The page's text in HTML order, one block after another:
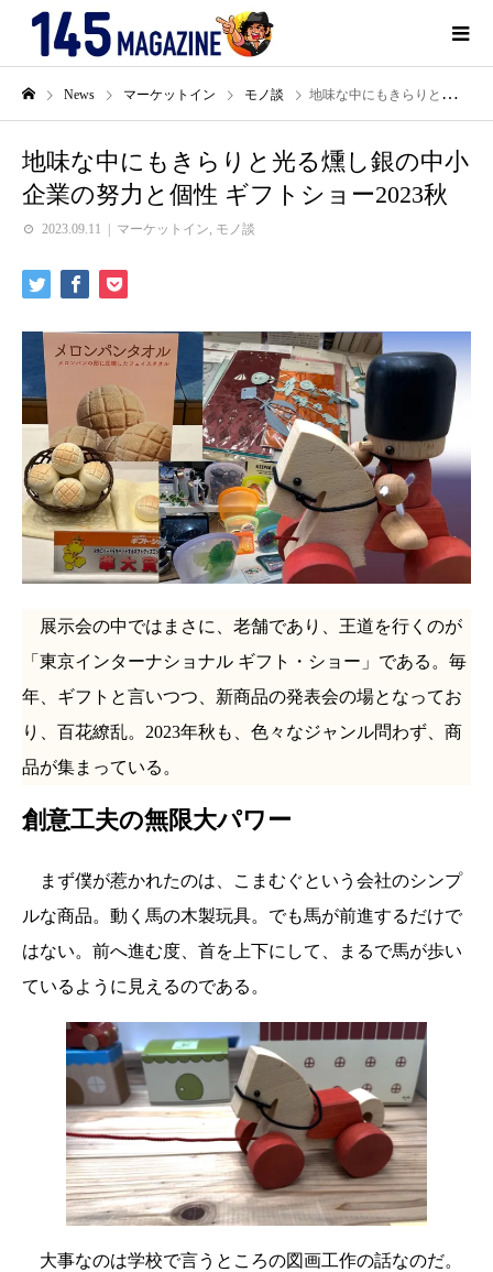
News マーケットイン モノ談 地味な中にもきらりと光る燻し銀の中小企業の努力と個性 ギフトショー2023秋
地味な中にもきらりと光る燻し銀の中小
企業の努力と個性 ギフトショー2023秋
2023.09.11 マーケットイン モノ談
展示会の中ではまさに、老舗であり、王道を行くのが
「東京インターナショナル ギフト・ショー」である。毎
年、ギフトと言いつつ、新商品の発表会の場となってお
り、百花繚乱。2023年秋も、色々なジャンル問わず、商
品が集まっている。
創意工夫の無限大パワー
まず僕が惹かれたのは、こまむぐという会社のシンプ
ルな商品。動く馬の木製玩具。でも馬が前進するだけで
はない。前へ進む度、首を上下にして、まるで馬が歩い
ているように見えるのである。
大事なのは学校で言うところの図画工作の話なのだ。